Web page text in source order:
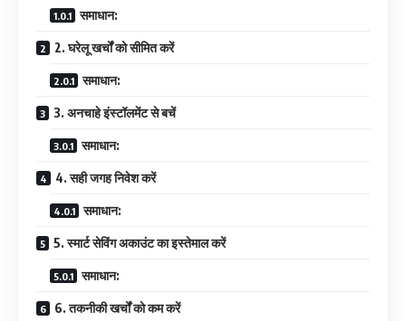
समाधान:
2. घरेलू खर्चों को सीमित करें
समाधान:
3. अनचाहे इंस्टॉलमेंट से बचें
समाधान:
4. सही जगह निवेश करें
समाधान:
5. स्मार्ट सेविंग अकाउंट का इस्तेमाल करें
समाधान:
6. तकनीकी खर्चों को कम करें